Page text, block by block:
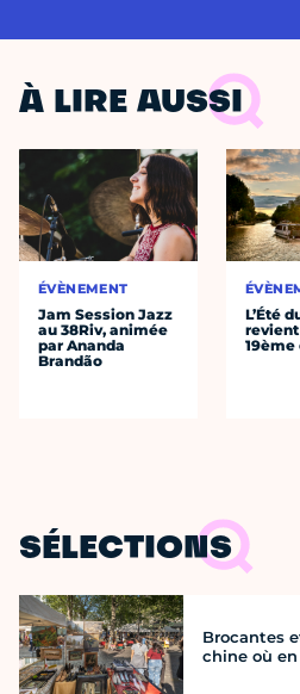
À LIRE AUSSI
ÉVÈNEMENT
Jam Session Jazz
au 38Riv, animée
par Ananda
Brandão
L’Été
SÉLECTIONS
Brocantes
chine où